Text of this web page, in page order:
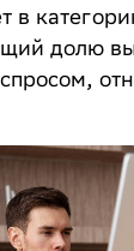
в
долю